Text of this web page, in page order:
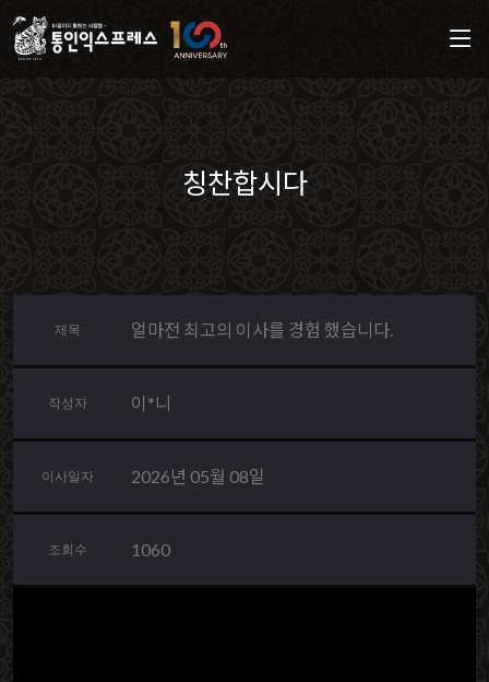
칭찬합시다
제목 얼마전 최고의 이사를 경험 했습니다.
작성자 이*니
이사일자 2026년 05월 08일
조회수 1060